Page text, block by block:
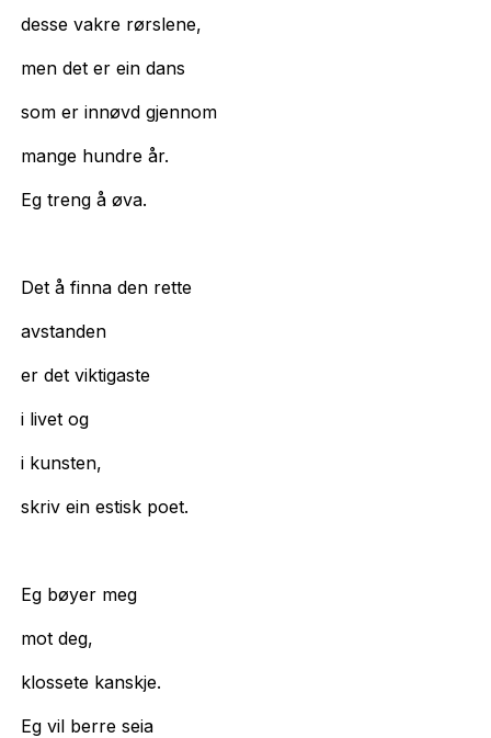
desse vakre rørslene,
men det er ein dans
som er innøvd gjennom
mange hundre år.
Eg treng å øva.
Det å finna den rette
avstanden
er det viktigaste
i livet og
i kunsten,
skriv ein estisk poet.
Eg bøyer meg
mot deg,
klossete kanskje.
Eg vil berre seia